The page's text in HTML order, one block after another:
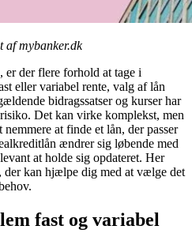
af mybanker.dk
der flere forhold at tage i
eller variabel rente, valg af lån
bidragssatser og kurser har
Det kan virke komplekst, men
at finde et lån, der passer
ændrer sig løbende med
at holde sig opdateret. Her
der kan hjælpe dig med at vælge det
fast og variabel